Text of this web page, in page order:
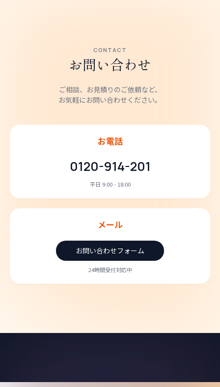
CONTACT
お問い合わせ
ご相談、お見積りのご依頼など、
お気軽にお問い合わせください。
お電話
0120-914-201
平日 9:00 - 18:00
メール
お問い合わせフォーム
24時間受付対応中